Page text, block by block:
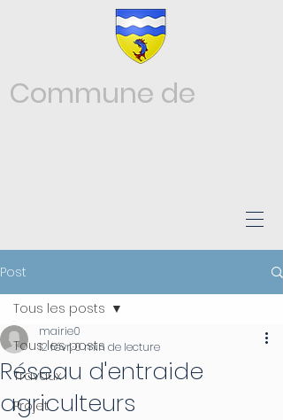
Commune de
Post
Tous les posts
Travaux
Projet
Tous les posts
Réseau d'entraide
agriculteurs
mairie0
12 févr.0 min de lecture